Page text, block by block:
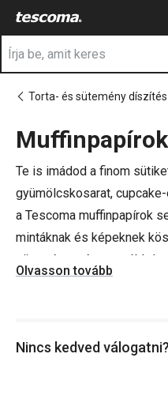
Ugrás a
Ugrás
Ugrás a
Torta- és sütemény díszítés
Muffinpapírok
Te is imádod a finom
gyümölcskosarat,
a Tescoma muffinpapírok
mintáknak és képeknek
sütemény még vonzóbb
Széles kínálatunkban
Olvasson tovább
Nincs kedved